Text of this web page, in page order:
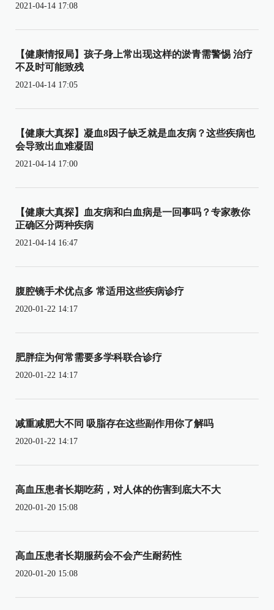
2021-04-14 17:08
【健康情报局】孩子身上常出现这样的淤青需警惕 治疗
不及时可能致残
2021-04-14 17:05
【健康大真探】凝血8因子缺乏就是血友病？这些疾病也
会导致出血难凝固
2021-04-14 17:00
【健康大真探】血友病和白血病是一回事吗？专家教你
正确区分两种疾病
2021-04-14 16:47
腹腔镜手术优点多 常适用这些疾病诊疗
2020-01-22 14:17
肥胖症为何常需要多学科联合诊疗
2020-01-22 14:17
减重减肥大不同 吸脂存在这些副作用你了解吗
2020-01-22 14:17
高血压患者长期吃药，对人体的伤害到底大不大
2020-01-20 15:08
高血压患者长期服药会不会产生耐药性
2020-01-20 15:08